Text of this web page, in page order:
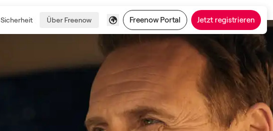
Sicherheit Über Freenow Freenow Portal Jetzt registrieren